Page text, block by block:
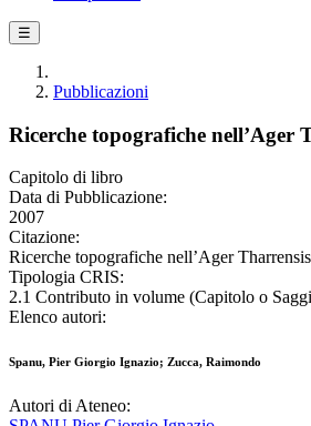
☰
Pubblicazioni
Ricerche topografiche nell’Ager
Capitolo di libro
Data di Pubblicazione:
2007
Citazione:
Ricerche topografiche nell’Ager
Tipologia CRIS:
2.1 Contributo in volume (Capitolo o
Elenco autori:
Spanu, Pier Giorgio Ignazio; Zucca, Raimondo
Autori di Ateneo: